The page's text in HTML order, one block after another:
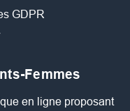
GDPR
Femmes
en ligne proposant